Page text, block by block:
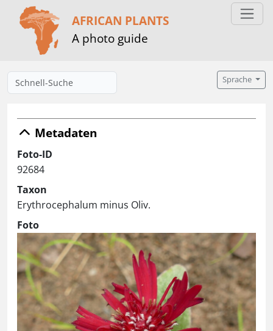
AFRICAN PLANTS
A photo guide
Sprache
Metadaten
Foto-ID
92684
Taxon
Erythrocephalum minus Oliv.
Foto